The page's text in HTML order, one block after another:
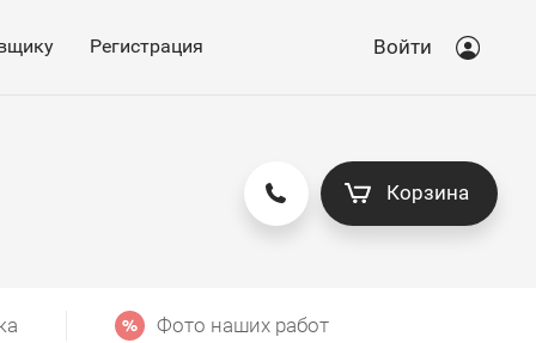
Регистрация Войти
Корзина
Фото наших работ